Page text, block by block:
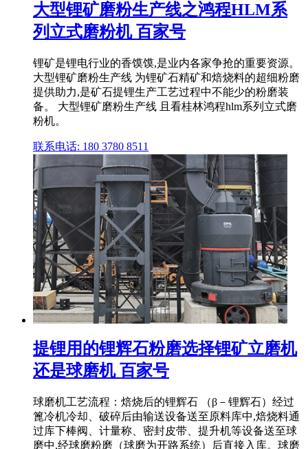
大型锂矿磨粉生产线之鸿程HLM系
列立式磨粉机 百家号
锂矿是锂电行业的香馍馍,是业内各家争抢的重要资源。
大型锂矿磨粉生产线 为锂矿石精矿和焙烧料的超细粉磨
提供助力,是矿石提锂生产工艺过程中不能少的粉磨装
备。 大型锂矿磨粉生产线 且看桂林鸿程hlm系列立式磨
粉机。
联系电话: 180 3780 8511
提锂用的锂辉石粉磨选择锂矿立磨机
还是球磨机 百家号
球磨机工艺流程：焙烧后的锂辉石 （β－锂辉石）经过
篦冷机冷却、破碎后由输送设备送至原料库中,焙烧料通
过库下棒阀、计量称、密封皮带、提升机等设备送至球
磨中,经球磨粉磨（球磨为开路系统）后直接入库。球磨